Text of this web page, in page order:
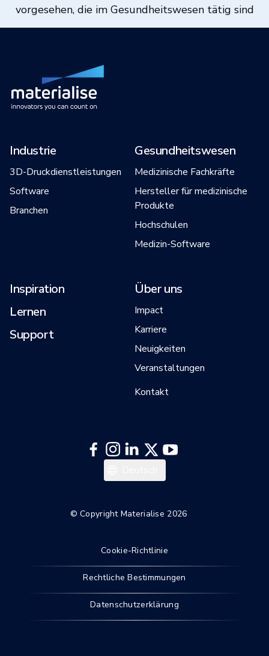
vorgesehen, die im Gesundheitswesen tätig sind
Industrie
3D-Druckdienstleistungen
Software
Branchen
Gesundheitswesen
Medizinische Fachkräfte
Hersteller für medizinische
Produkte
Hochschulen
Medizin-Software
Inspiration
Lernen
Support
Über uns
Impact
Karriere
Neuigkeiten
Veranstaltungen
Kontakt
English
© Copyright Materialise 2026
Cookie-Richtlinie
Rechtliche Bestimmungen
Datenschutzerklärung